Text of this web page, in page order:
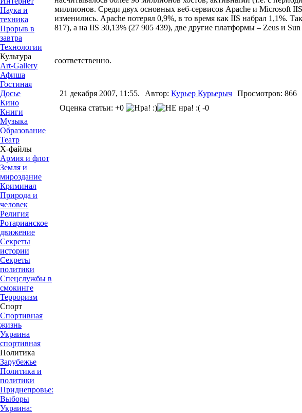
Наука и
техника
Прорыв в
завтра
Технологии
Культура
Art-Gallery
Афиша
Гостиная
Досье
Кино
Книги
Музыка
Образование
Театр
Х-файлы
Армия и флот
Земля и
мироздание
Криминал
Природа и
человек
Религия
Ротарианское
движение
Секреты
истории
Секреты
политики
Спецслужбы в
смокинге
Терроризм
Спорт
Спортивная
жизнь
Украина
спортивная
Политика
Зарубежье
Политика и
политики
Приднепровье:
Выборы
Украина:
миллионов. Среди двух основных веб-сервисов Apache и Microsoft IIS
изменились. Apache потерял 0,9%, в то время как IIS набрал 1,1%.
817), а на IIS 30,13% (27 905 439), две другие платформы – Zeus и
соответственно.
21 декабря 2007, 11:55. Автор: Курьер Курьерыч Просмотров: 866
Оценка статьи: +0
-0